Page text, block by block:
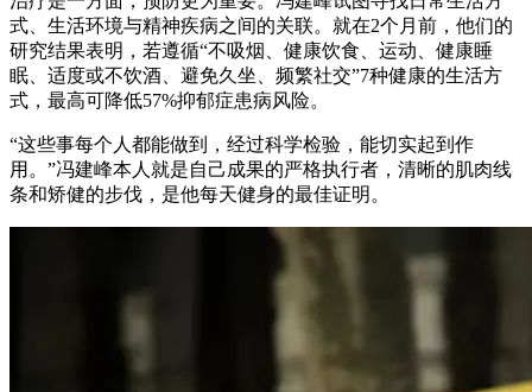
式、生活环境与精神疾病之间的关联。就在2个月前，他们的
研究结果表明，若遵循“不吸烟、健康饮食、运动、健康睡
眠、适度或不饮酒、避免久坐、频繁社交”7种健康的生活方
式，最高可降低57%抑郁症患病风险。
“这些事每个人都能做到，经过科学检验，能切实起到作
用。”冯建峰本人就是自己成果的严格执行者，清晰的肌肉线
条和矫健的步伐，是他每天健身的最佳证明。